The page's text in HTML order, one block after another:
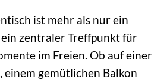
ist mehr als nur ein
zentraler Treffpunkt für
im Freien. Ob auf einer
einem gemütlichen Balkon